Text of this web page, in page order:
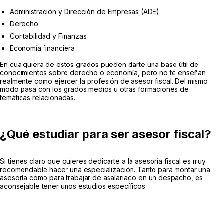
Administración y Dirección de Empresas (ADE)
Derecho
Contabilidad y Finanzas
Economía financiera
En cualquiera de estos grados pueden darte una base útil de
conocimientos sobre derecho o economía, pero no te enseñan
realmente como ejercer la profesión de asesor fiscal. Del mismo
modo pasa con los grados medios u otras formaciones de
temáticas relacionadas.
¿Qué estudiar para ser asesor fiscal?
Si tienes claro que quieres dedicarte a la asesoría fiscal es muy
recomendable hacer una especialización. Tanto para montar una
asesoría como para trabajar de asalariado en un despacho, es
aconsejable tener unos estudios específicos.